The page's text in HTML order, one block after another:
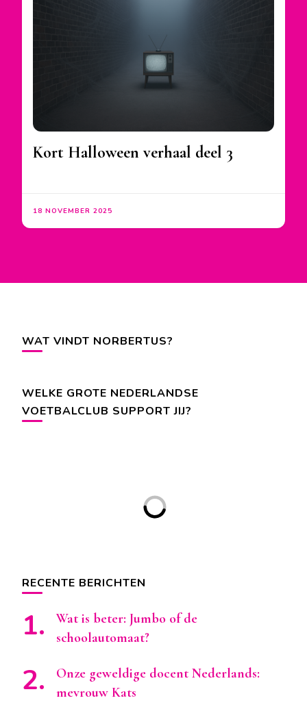
Kort Halloween verhaal deel 3
18 NOVEMBER 2025
WAT VINDT NORBERTUS?
WELKE GROTE NEDERLANDSE
VOETBALCLUB SUPPORT JIJ?
RECENTE BERICHTEN
Wat is beter: Jumbo of de
schoolautomaat?
Onze geweldige docent Nederlands:
mevrouw Kats